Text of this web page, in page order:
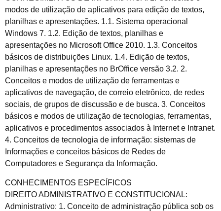
modos de utilização de aplicativos para edição de textos,
planilhas e apresentações. 1.1. Sistema operacional
Windows 7. 1.2. Edição de textos, planilhas e
apresentações no Microsoft Office 2010. 1.3. Conceitos
básicos de distribuições Linux. 1.4. Edição de textos,
planilhas e apresentações no BrOffice versão 3.2. 2.
Conceitos e modos de utilização de ferramentas e
aplicativos de navegação, de correio eletrônico, de redes
sociais, de grupos de discussão e de busca. 3. Conceitos
básicos e modos de utilização de tecnologias, ferramentas,
aplicativos e procedimentos associados à Internet e Intranet.
4. Conceitos de tecnologia de informação: sistemas de
Informações e conceitos básicos de Redes de
Computadores e Segurança da Informação.
CONHECIMENTOS ESPECÍFICOS
DIREITO ADMINISTRATIVO E CONSTITUCIONAL:
Administrativo: 1. Conceito de administração pública sob os